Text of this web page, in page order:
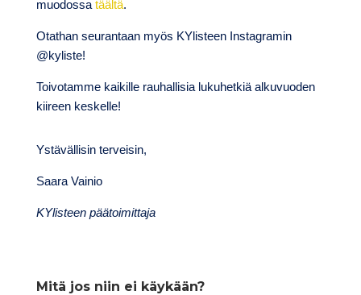
muodossa täältä.
Otathan seurantaan myös KYlisteen Instagramin
@kyliste!
Toivotamme kaikille rauhallisia lukuhetkiä alkuvuoden
kiireen keskelle!
Ystävällisin terveisin,
Saara Vainio
KYlisteen päätoimittaja
Mitä jos niin ei käykään?